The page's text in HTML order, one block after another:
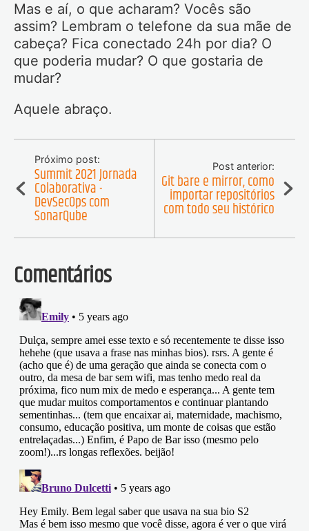
Mas e aí, o que acharam? Vocês são
assim? Lembram o telefone da sua mãe de
cabeça? Fica conectado 24h por dia? O
que poderia mudar? O que gostaria de
mudar?
Aquele abraço.
Próximo post:
Summit 2021 Jornada
Colaborativa -
DevSecOps com
SonarQube
Post anterior:
Git bare e mirror, como
importar repositórios
com todo seu histórico
Comentários